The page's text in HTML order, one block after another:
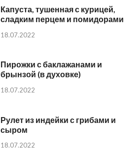
Капуста, тушенная с курицей,
сладким перцем и помидорами
18.07.2022
Пирожки с баклажанами и
брынзой (в духовке)
18.07.2022
Рулет из индейки с грибами и
сыром
18.07.2022